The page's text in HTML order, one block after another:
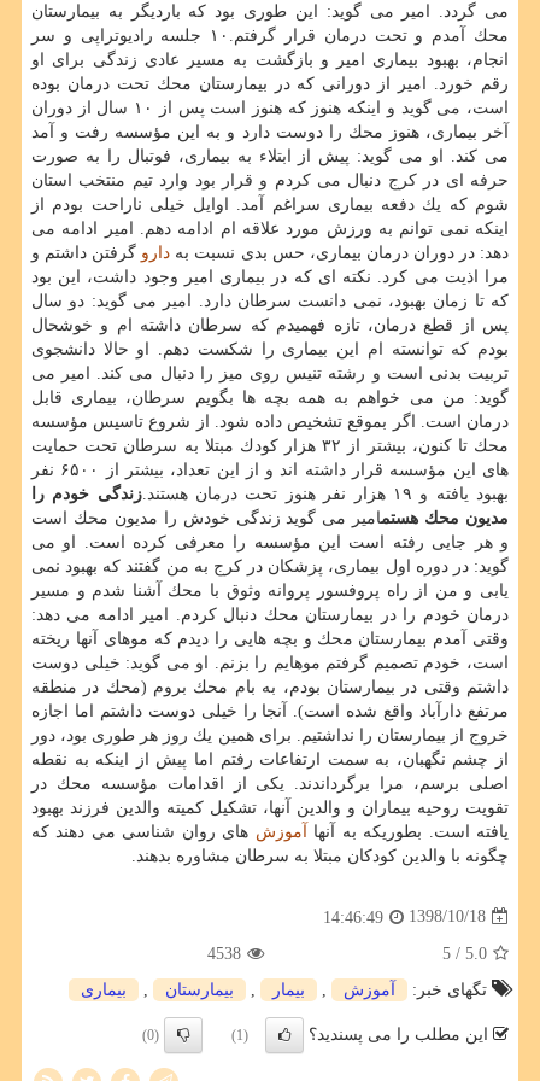
می گردد. امیر می گوید: این طوری بود كه باردیگر به بیمارستان
محك آمدم و تحت درمان قرار گرفتم.۱۰ جلسه رادیوتراپی و سر
انجام، بهبود بیماری امیر و بازگشت به مسیر عادی زندگی برای او
رقم خورد. امیر از دورانی كه در بیمارستان محك تحت درمان بوده
است، می گوید و اینكه هنوز كه هنوز است پس از ۱۰ سال از دوران
آخر بیماری، هنوز محك را دوست دارد و به این مؤسسه رفت و آمد
می كند. او می گوید: پیش از ابتلاء به بیماری، فوتبال را به صورت
حرفه ای در كرج دنبال می كردم و قرار بود وارد تیم منتخب استان
شوم كه یك دفعه بیماری سراغم آمد. اوایل خیلی ناراحت بودم از
اینكه نمی توانم به ورزش مورد علاقه ام ادامه دهم. امیر ادامه می
دهد: در دوران درمان بیماری، حس بدی نسبت به دارو گرفتن داشتم و
مرا اذیت می كرد. نكته ای كه در بیماری امیر وجود داشت، این بود
كه تا زمان بهبود، نمی دانست سرطان دارد. امیر می گوید: دو سال
پس از قطع درمان، تازه فهمیدم كه سرطان داشته ام و خوشحال
بودم كه توانسته ام این بیماری را شكست دهم. او حالا دانشجوی
تربیت بدنی است و رشته تنیس روی میز را دنبال می كند. امیر می
گوید: من می خواهم به همه بچه ها بگویم سرطان، بیماری قابل
درمان است. اگر بموقع تشخیص داده شود. از شروع تاسیس مؤسسه
محك تا كنون، بیشتر از ۳۲ هزار كودك مبتلا به سرطان تحت حمایت
های این مؤسسه قرار داشته اند و از این تعداد، بیشتر از ۶۵۰۰ نفر
بهبود یافته و ۱۹ هزار نفر هنوز تحت درمان هستند.
زندگی خودم را
مدیون محك هستمامیر می گوید زندگی خودش را مدیون محك است
و هر جایی رفته است این مؤسسه را معرفی كرده است. او می
گوید: در دوره اول بیماری، پزشكان در كرج به من گفتند كه بهبود نمی
یابی و من از راه پروفسور پروانه وثوق با محك آشنا شدم و مسیر
درمان خودم را در بیمارستان محك دنبال كردم. امیر ادامه می دهد:
وقتی آمدم بیمارستان محك و بچه هایی را دیدم كه موهای آنها ریخته
است، خودم تصمیم گرفتم موهایم را بزنم. او می گوید: خیلی دوست
داشتم وقتی در بیمارستان بودم، به بام محك بروم (محك در منطقه
مرتفع دارآباد واقع شده است). آنجا را خیلی دوست داشتم اما اجازه
خروج از بیمارستان را نداشتیم. برای همین یك روز هر طوری بود، دور
از چشم نگهبان، به سمت ارتفاعات رفتم اما پیش از اینكه به نقطه
اصلی برسم، مرا برگرداندند. یكی از اقدامات مؤسسه محك در
تقویت روحیه بیماران و والدین آنها، تشكیل كمیته والدین فرزند بهبود
یافته است. بطوریكه به آنها
آموزش های روان شناسی می دهند كه
چگونه با والدین كودكان مبتلا به سرطان مشاوره بدهند.
1398/10/18
14:46:49
5.0
/ 5
4538
تگهای خبر:
آموزش بیمار بیمارستان بیماری
این مطلب را می پسندید؟ (1)
(0)